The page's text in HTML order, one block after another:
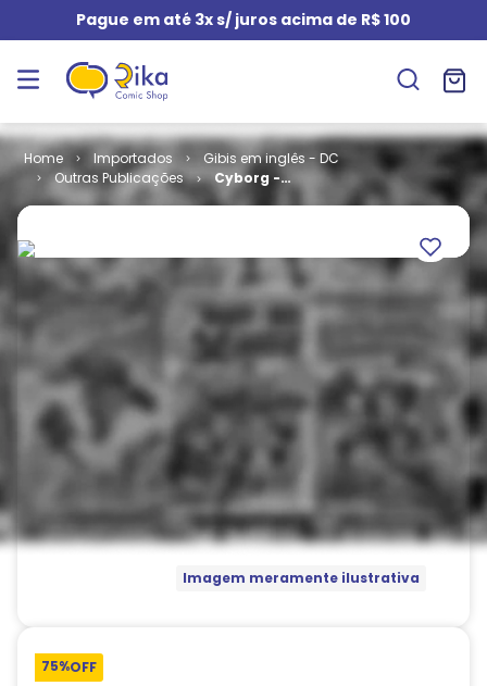
Pague em até 3x s/ juros acima de R$ 100
Importados
Gibis em inglês - DC
Outras Publicações
Cyborg -
Volume 2 # 13
Imagem meramente ilustrativa
75%OFF